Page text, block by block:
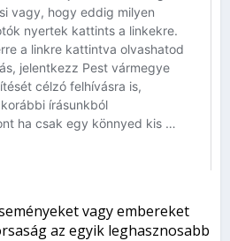
vagy embereket
az egyik leghasznosabb